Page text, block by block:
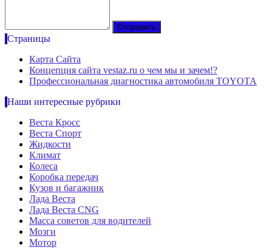
Страницы
Карта Сайта
Концепция сайта vestaz.ru о чем мы и зачем!?
Профессиональная диагностика автомобиля TOYOTA
Наши интересные рубрики
Веста Кросс
Веста Спорт
Жидкости
Климат
Колеса
Коробка передач
Кузов и багажник
Лада Веста
Лада Веста CNG
Масса советов для водителей
Мозги
Мотор